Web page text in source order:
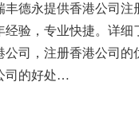
丰德永提供香港公司注
经验，专业快捷。详细
公司，注册香港公司的
司的好处…